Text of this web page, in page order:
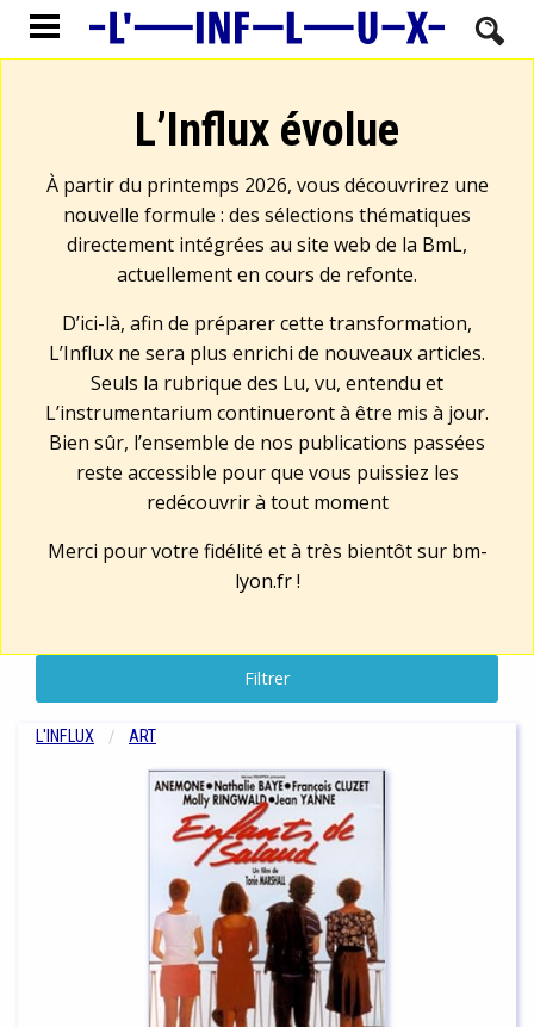
L’Influx évolue
À partir du printemps 2026, vous découvrirez une
nouvelle formule : des sélections thématiques
directement intégrées au site web de la BmL,
actuellement en cours de refonte.
D’ici-là, afin de préparer cette transformation,
L’Influx ne sera plus enrichi de nouveaux articles.
Seuls la rubrique des Lu, vu, entendu et
L’instrumentarium continueront à être mis à jour.
Bien sûr, l’ensemble de nos publications passées
reste accessible pour que vous puissiez les
redécouvrir à tout moment
Merci pour votre fidélité et à très bientôt sur bm-
lyon.fr!
Filtrer
L'INFLUX ART